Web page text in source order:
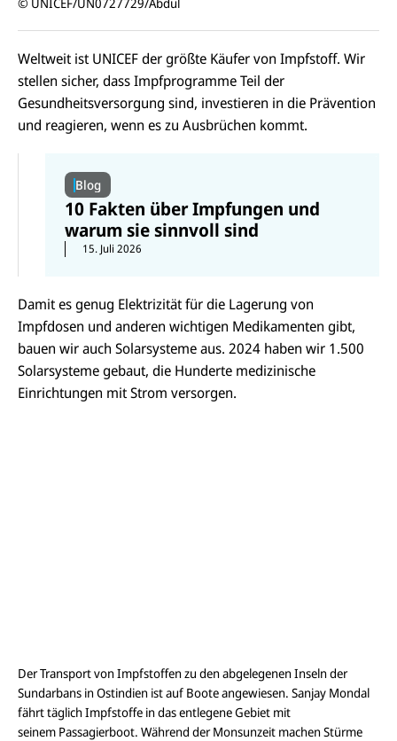
Weltweit ist UNICEF der größte Käufer von Impfstoff. Wir
stellen sicher, dass Impfprogramme Teil der
Gesundheitsversorgung sind, investieren in die Prävention
und reagieren, wenn es zu Ausbrüchen kommt.
Blog
10 Fakten über Impfungen und
warum sie sinnvoll sind
15. Juli 2026
Damit es genug Elektrizität für die Lagerung von
Impfdosen und anderen wichtigen Medikamenten gibt,
bauen wir auch Solarsysteme aus. 2024 haben wir 1.500
Solarsysteme gebaut, die Hunderte medizinische
Einrichtungen mit Strom versorgen.
Der Transport von Impfstoffen zu den abgelegenen Inseln der
Sundarbans in Ostindien ist auf Boote angewiesen. Sanjay Mondal
fährt täglich Impfstoffe in das entlegene Gebiet mit
seinem Passagierboot. Während der Monsunzeit machen Stürme